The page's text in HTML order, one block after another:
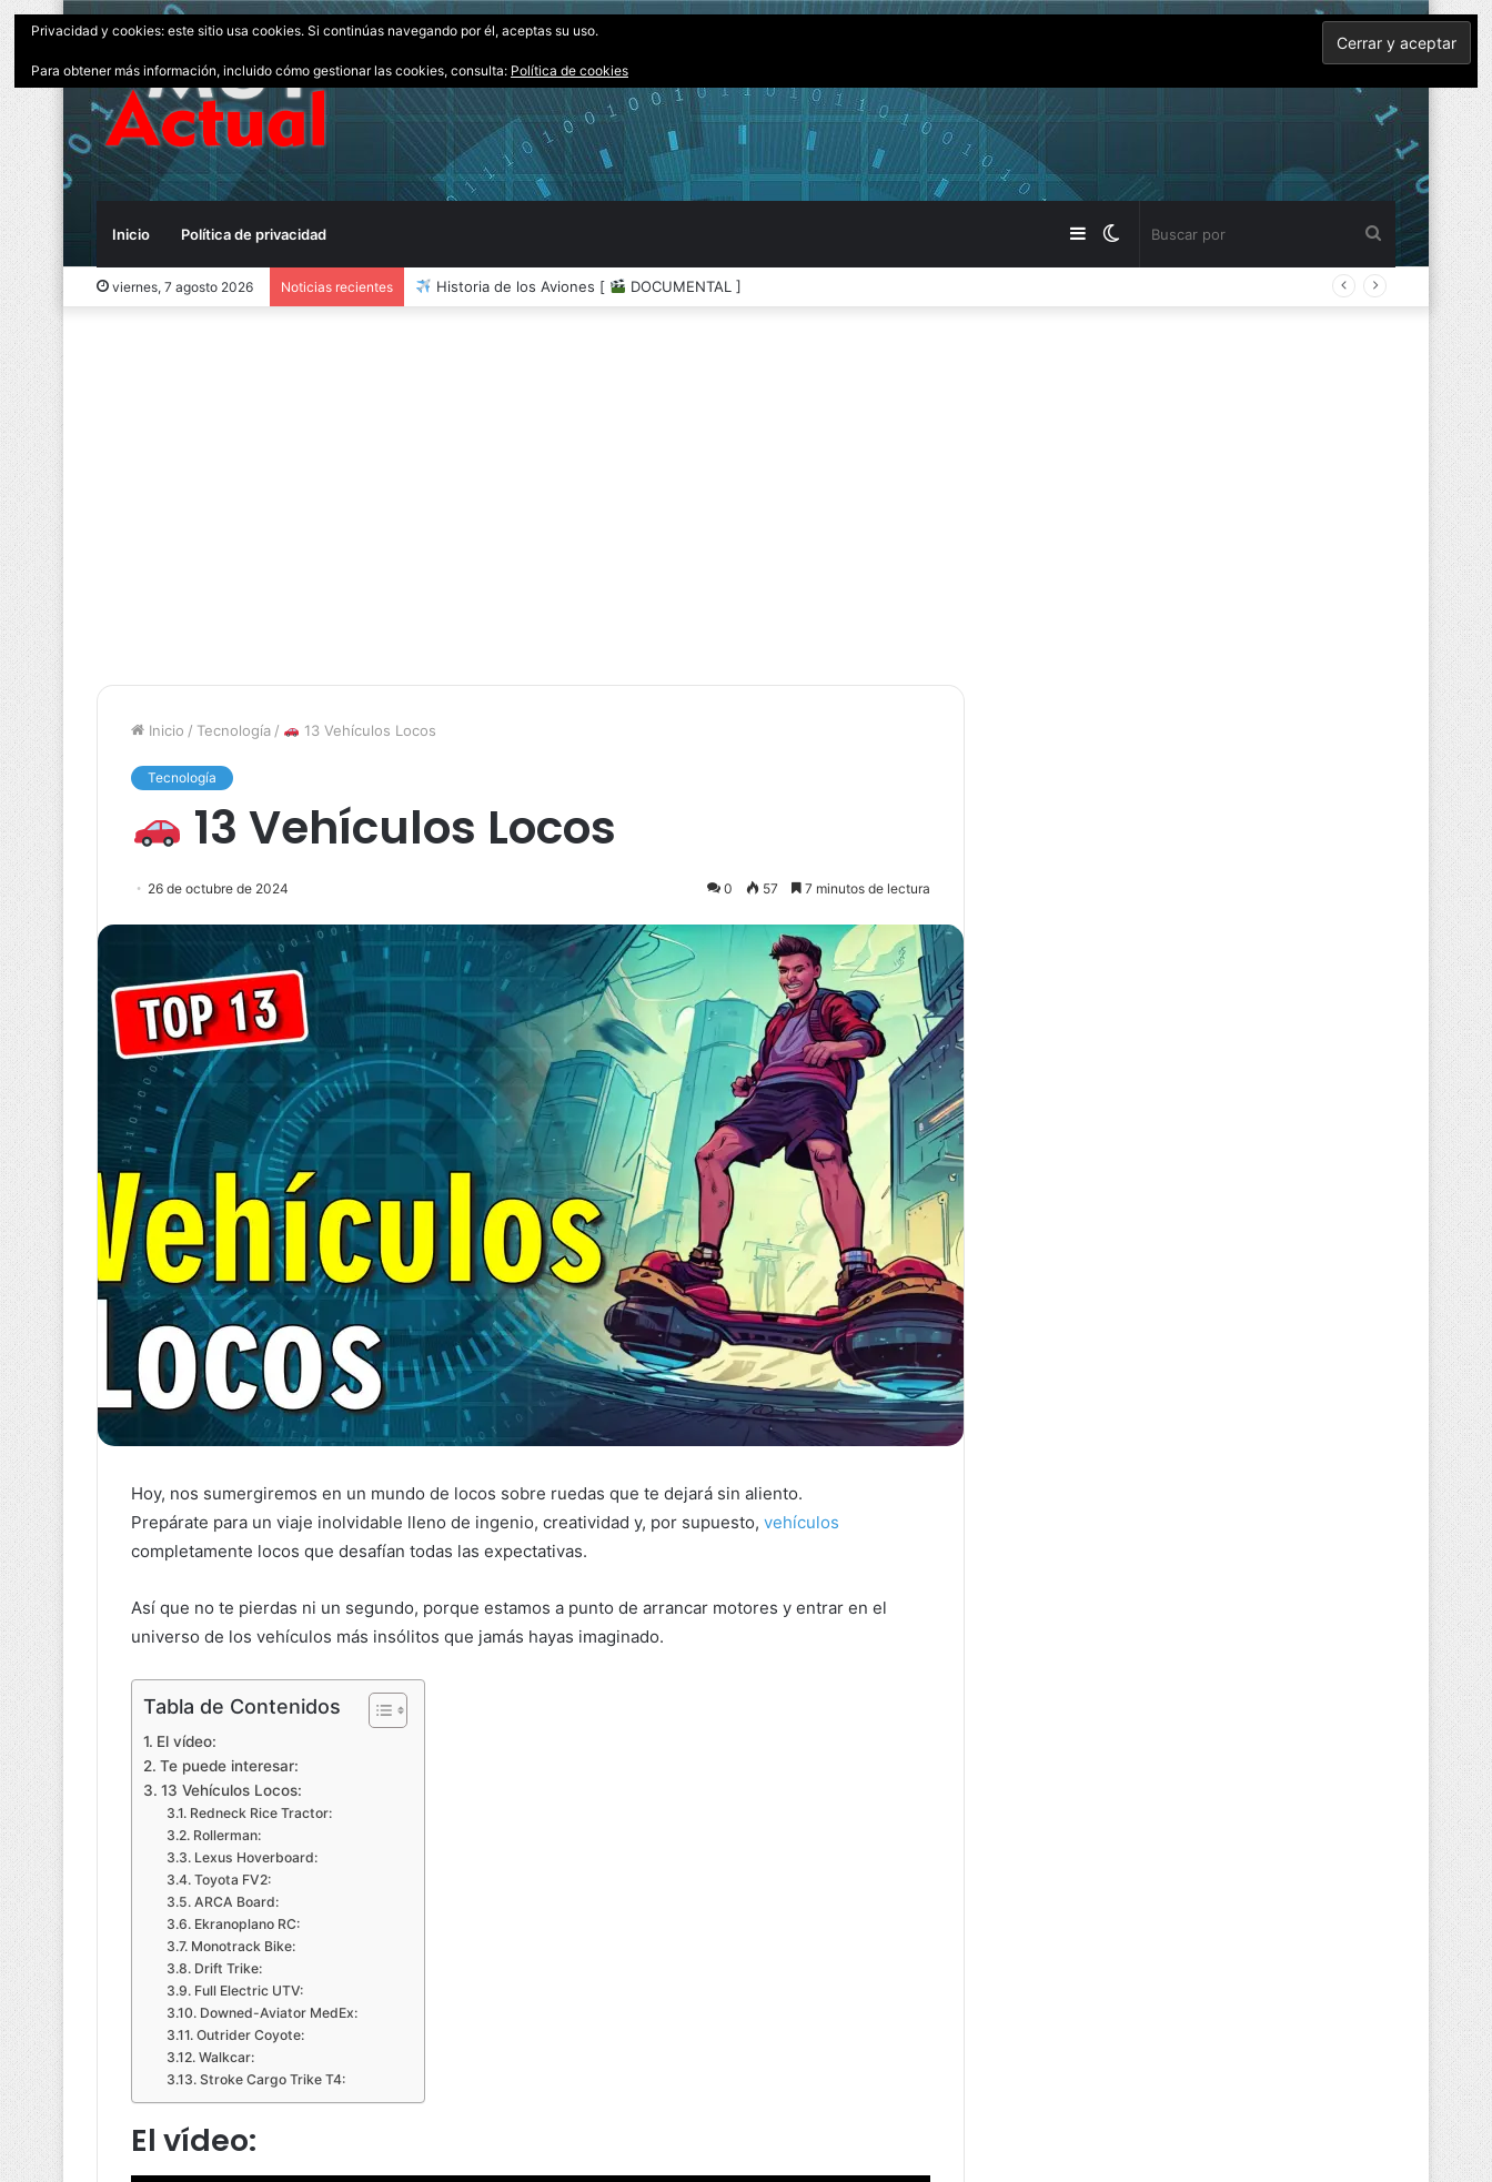
Inicio Política de privacidad Buscar
por
Switch
Barra
viernes, 7 agosto 2026 Noticias recientes 10 Inventos Extraterrestres [ DOCUMENTAL ]
Inicio / Tecnología / 13 Vehículos Locos
Tecnología
13 Vehículos Locos
26 de octubre de 2024 0 57 7 minutos de lectura
Hoy, nos sumergiremos en un mundo de locos sobre ruedas que te dejará sin aliento.
Prepárate para un viaje inolvidable lleno de ingenio, creatividad y, por supuesto, vehículos
completamente locos que desafían todas las expectativas.
Así que no te pierdas ni un segundo, porque estamos a punto de arrancar motores y entrar en el
universo de los vehículos más insólitos que jamás hayas imaginado.
Tabla de Contenidos
El vídeo:
Te puede interesar:
13 Vehículos Locos:
Redneck Rice Tractor:
Rollerman:
Lexus Hoverboard:
Toyota FV2:
ARCA Board:
Ekranoplano RC:
Monotrack Bike:
Drift Trike:
Full Electric UTV:
Downed-Aviator MedEx:
Outrider Coyote:
Walkcar:
Stroke Cargo Trike T4:
El vídeo:
Privacidad y cookies: este sitio usa cookies. Si continúas navegando por él, aceptas su uso.
Para obtener más información, incluido cómo gestionar las cookies, consulta: Política de cookies